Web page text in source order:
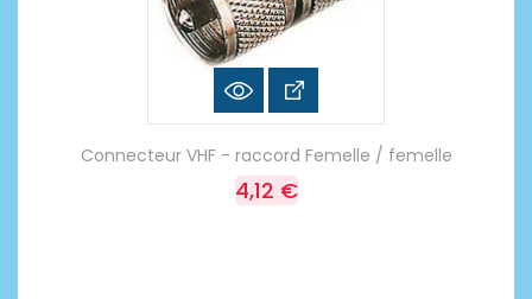
Connecteur VHF - raccord Femelle / femelle
4,12 €